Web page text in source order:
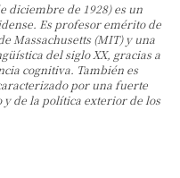
diciembre de 1928) es un
Es profesor emérito de
Massachusetts (MIT) y una
del siglo XX, gracias a
cognitiva. También es
por una fuerte
de la política exterior de los